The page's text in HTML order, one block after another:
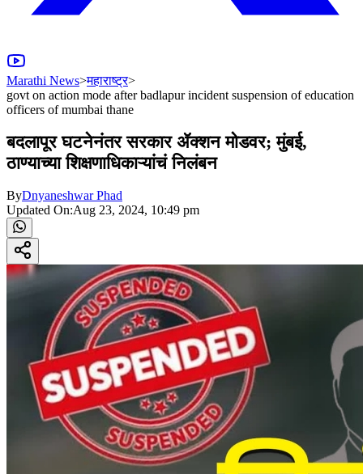
Marathi News>महाराष्ट्र>
govt on action mode after badlapur incident suspension of education
officers of mumbai thane
बदलापूर घटनेनंतर सरकार ॲक्शन मोडवर; मुंबई,
ठाण्याच्या शिक्षणाधिकाऱ्यांचं निलंबन
ByDnyaneshwar Phad
Updated On:Aug 23, 2024, 10:49 pm